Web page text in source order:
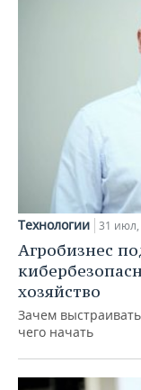
Технологии 31 июл,
Агробизнес
хозяйство
Зачем
чего начать